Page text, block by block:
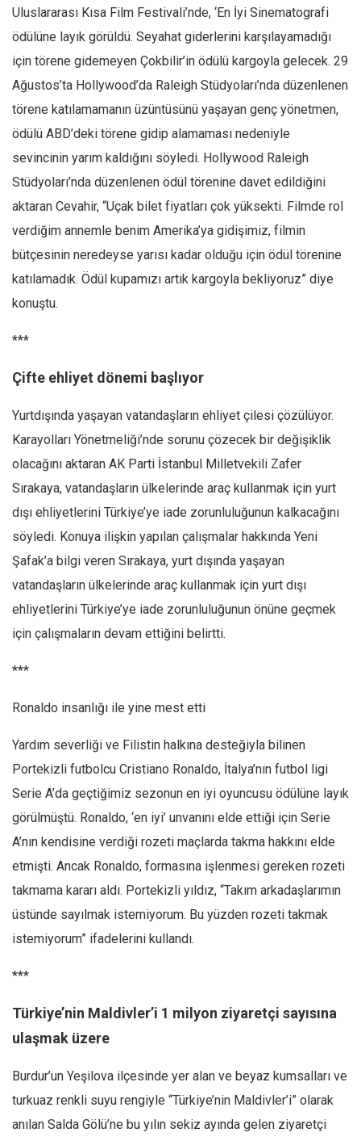
Uluslararası Kısa Film Festivali’nde, ‘En İyi Sinematografi
ödülüne layık görüldü. Seyahat giderlerini karşılayamadığı
için törene gidemeyen Çokbilir’in ödülü kargoyla gelecek. 29
Ağustos’ta Hollywood’da Raleigh Stüdyoları’nda düzenlenen
törene katılamamanın üzüntüsünü yaşayan genç yönetmen,
ödülü ABD’deki törene gidip alamaması nedeniyle
sevincinin yarım kaldığını söyledi. Hollywood Raleigh
Stüdyoları’nda düzenlenen ödül törenine davet edildiğini
aktaran Cevahir, “Uçak bilet fiyatları çok yüksekti. Filmde rol
verdiğim annemle benim Amerika’ya gidişimiz, filmin
bütçesinin neredeyse yarısı kadar olduğu için ödül törenine
katılamadık. Ödül kupamızı artık kargoyla bekliyoruz” diye
konuştu.
***
Çifte ehliyet dönemi başlıyor
Yurtdışında yaşayan vatandaşların ehliyet çilesi çözülüyor.
Karayolları Yönetmeliği’nde sorunu çözecek bir değişiklik
olacağını aktaran AK Parti İstanbul Milletvekili Zafer
Sırakaya, vatandaşların ülkelerinde araç kullanmak için yurt
dışı ehliyetlerini Türkiye’ye iade zorunluluğunun kalkacağını
söyledi. Konuya ilişkin yapılan çalışmalar hakkında Yeni
Şafak’a bilgi veren Sırakaya, yurt dışında yaşayan
vatandaşların ülkelerinde araç kullanmak için yurt dışı
ehliyetlerini Türkiye’ye iade zorunluluğunun önüne geçmek
için çalışmaların devam ettiğini belirtti.
***
Ronaldo insanlığı ile yine mest etti
Yardım severliği ve Filistin halkına desteğiyla bilinen
Portekizli futbolcu Cristiano Ronaldo, İtalya’nın futbol ligi
Serie A’da geçtiğimiz sezonun en iyi oyuncusu ödülüne layık
görülmüştü. Ronaldo, ‘en iyi’ unvanını elde ettiği için Serie
A’nın kendisine verdiği rozeti maçlarda takma hakkını elde
etmişti. Ancak Ronaldo, formasına işlenmesi gereken rozeti
takmama kararı aldı. Portekizli yıldız, “Takım arkadaşlarımın
üstünde sayılmak istemiyorum. Bu yüzden rozeti takmak
istemiyorum” ifadelerini kullandı.
***
Türkiye’nin Maldivler’i 1 milyon ziyaretçi sayısına
ulaşmak üzere
Burdur’un Yeşilova ilçesinde yer alan ve beyaz kumsalları ve
turkuaz renkli suyu rengiyle “Türkiye’nin Maldivler’i” olarak
anılan Salda Gölü’ne bu yılın sekiz ayında gelen ziyaretçi